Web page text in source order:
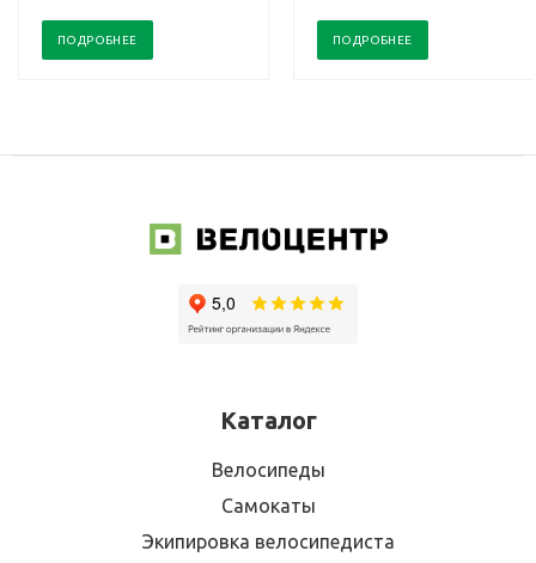
ПОДРОБНЕЕ ПОДРОБНЕЕ
Каталог
Велосипеды
Самокаты
Экипировка велосипедиста